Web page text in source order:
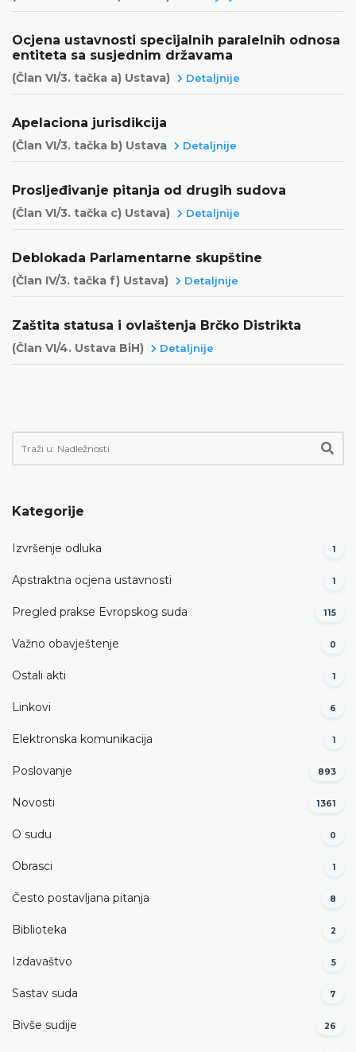
Ocjena ustavnosti specijalnih paralelnih odnosa
entiteta sa susjednim državama
(Član VI/3. tačka a) Ustava) Detaljnije
Apelaciona jurisdikcija
(Član VI/3. tačka b) Ustava Detaljnije
Prosljeđivanje pitanja od drugih sudova
(Član VI/3. tačka c) Ustava) Detaljnije
Deblokada Parlamentarne skupštine
(Član IV/3. tačka f) Ustava) Detaljnije
Zaštita statusa i ovlaštenja Brčko Distrikta
(Član VI/4. Ustava BiH) Detaljnije
Kategorije
Izvršenje odluka 1
Apstraktna ocjena ustavnosti 1
Pregled prakse Evropskog suda 115
Važno obavještenje 0
Ostali akti 1
Linkovi 6
Elektronska komunikacija 1
Poslovanje 893
Novosti 1361
O sudu 0
Obrasci 1
Često postavljana pitanja 8
Biblioteka 2
Izdavaštvo 5
Sastav suda 7
Bivše sudije 26